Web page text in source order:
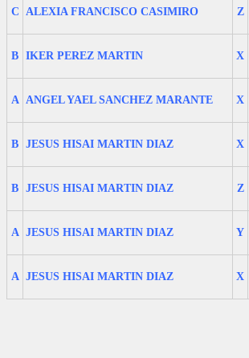
C ALEXIA FRANCISCO CASIMIRO Z
B IKER PEREZ MARTIN X
A ANGEL YAEL SANCHEZ MARANTE X
B JESUS HISAI MARTIN DIAZ X
B JESUS HISAI MARTIN DIAZ Z
A JESUS HISAI MARTIN DIAZ Y
A JESUS HISAI MARTIN DIAZ X